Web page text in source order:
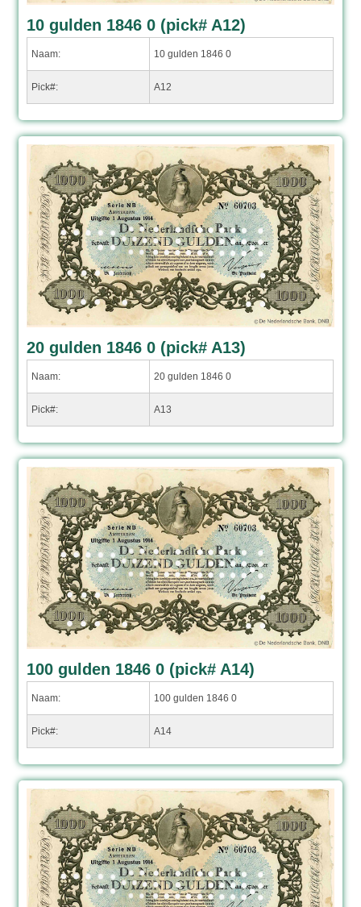
10 gulden 1846 0 (pick# A12)
Naam: 10 gulden 1846 0
Pick#: A12
20 gulden 1846 0 (pick# A13)
Naam: 20 gulden 1846 0
Pick#: A13
100 gulden 1846 0 (pick# A14)
Naam: 100 gulden 1846 0
Pick#: A14